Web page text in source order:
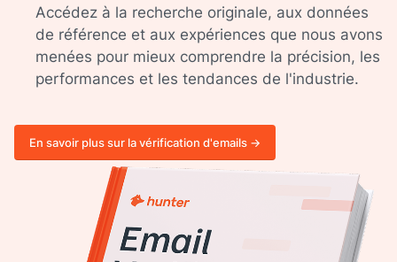
Accédez à la recherche originale, aux données
de référence et aux expériences que nous avons
menées pour mieux comprendre la précision, les
performances et les tendances de l'industrie.
En savoir plus sur la vérification d'emails ->